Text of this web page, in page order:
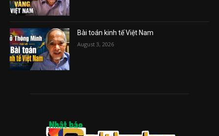
Bài toán kinh tế Việt Nam
August 3, 2026